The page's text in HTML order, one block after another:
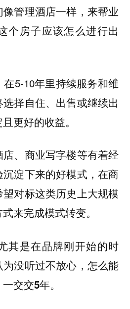
管理酒店一样，来帮业
个房子应该怎么进行出
5-10年里持续服务和维
择自住、出售或继续出
更好的收益。
、商业写字楼等有着经
淀下来的好模式，在商
对标这类历史上大规模
来完成模式转变。
其是在品牌刚开始的时
没听过不放心，怎么能
交交5年。